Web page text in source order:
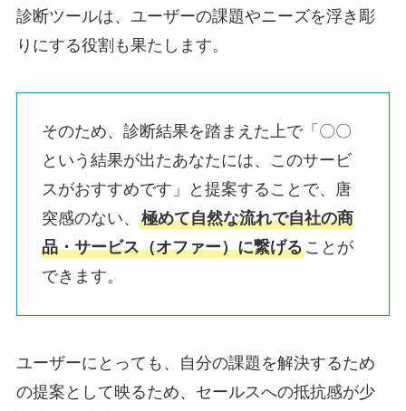
診断ツールは、ユーザーの課題やニーズを浮き彫
りにする役割も果たします。
そのため、診断結果を踏まえた上で「〇〇
という結果が出たあなたには、このサービ
スがおすすめです」と提案することで、唐
突感のない、 極めて自然な流れで自社の商
品・サービス（オファー）に繋げることが
できます。
ユーザーにとっても、自分の課題を解決するため
の提案として映るため、セールスへの抵抗感が少